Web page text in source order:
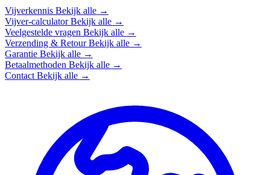
Vijverkennis Bekijk alle →
Vijver-calculatorBekijk alle →
Veelgestelde vragen Bekijk alle →
Verzending & RetourBekijk alle →
Garantie Bekijk alle →
Betaalmethoden Bekijk alle →
Contact Bekijk alle →